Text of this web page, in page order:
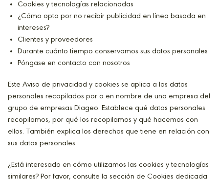
Cookies y tecnologías relacionadas
¿Cómo opto por no recibir publicidad en línea basada en
intereses?
Clientes y proveedores
Durante cuánto tiempo conservamos sus datos personales
Póngase en contacto con nosotros
Este Aviso de privacidad y cookies se aplica a los datos
personales recopilados por o en nombre de una empresa del
grupo de empresas Diageo. Establece qué datos personales
recopilamos, por qué los recopilamos y qué hacemos con
ellos. También explica los derechos que tiene en relación con
sus datos personales.
¿Está interesado en cómo utilizamos las cookies y tecnologías
similares? Por favor, consulte la sección de Cookies dedicada